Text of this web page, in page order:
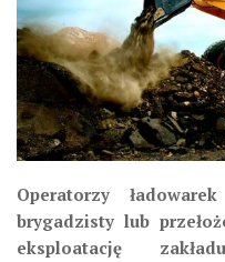
Operatorzy ładowarek
brygadzisty lub
eksploatację